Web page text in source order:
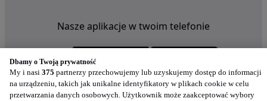
Nasze aplikacje w twoim telefonie
Dbamy o Twoją prywatność
My i nasi 375 partnerzy przechowujemy lub uzyskujemy dostęp do informacji
na urządzeniu, takich jak unikalne identyfikatory w plikach cookie w celu
przetwarzania danych osobowych. Użytkownik może zaakceptować wybory